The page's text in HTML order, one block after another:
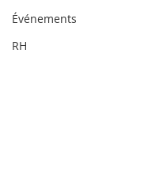
Événements
RH